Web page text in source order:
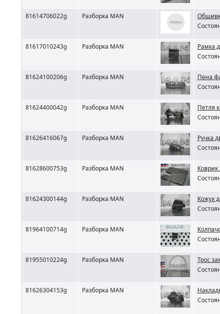
81614706022g Разборка MAN
81617010243g Разборка MAN
Рамка
81624100206g Разборка MAN
Пена
81624400042g Разборка MAN
Петля
81626416067g Разборка MAN
Ручка
81628600753g Разборка MAN
81624300144g Разборка MAN
Кожух
81964100714g Разборка MAN
81955010224g Разборка MAN
Трос
81626304153g Разборка MAN